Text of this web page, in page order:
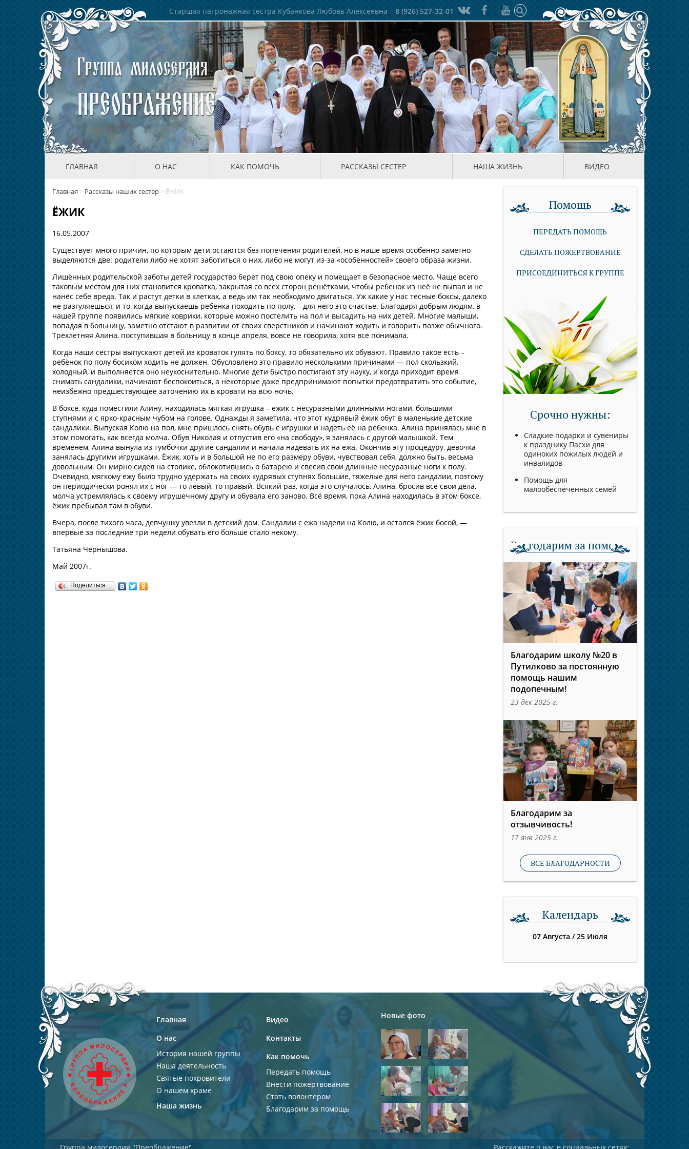
Старшая патронажная сестра Кубанкова Любовь Алексеевна 8 (926) 527-32-01
ГЛАВНАЯ О НАС КАК ПОМОЧЬ РАССКАЗЫ СЕСТЕР НАША ЖИЗНЬ ВИДЕО
Главная > Рассказы наших сестер > ЁЖИК
ЁЖИК
16.05.2007
Существует много причин, по которым дети остаются без попечения родителей, но в наше время особенно заметно
выделяются две: родители либо не хотят заботиться о них, либо не могут из-за «особенностей» своего образа жизни.
Лишённых родительской заботы детей государство берет под свою опеку и помещает в безопасное место. Чаще всего
таковым местом для них становится кроватка, закрытая со всех сторон решётками, чтобы ребенок из неё не выпал и не
нанёс себе вреда. Так и растут детки в клетках, а ведь им так необходимо двигаться. Уж какие у нас тесные боксы, далеко
не разгуляешься, и то, когда выпускаешь ребёнка походить по полу, – для него это счастье. Благодаря добрым людям, в
нашей группе появились мягкие коврики, которые можно постелить на пол и высадить на них детей. Многие малыши,
попадая в больницу, заметно отстают в развитии от своих сверстников и начинают ходить и говорить позже обычного.
Трёхлетняя Алина, поступившая в больницу в конце апреля, вовсе не говорила, хотя всё понимала.
Когда наши сестры выпускают детей из кроваток гулять по боксу, то обязательно их обувают. Правило такое есть –
ребёнок по полу босиком ходить не должен. Обусловлено это правило несколькими причинами — пол скользкий,
холодный, и выполняется оно неукоснительно. Многие дети быстро постигают эту науку, и когда приходит время
снимать сандалики, начинают беспокоиться, а некоторые даже предпринимают попытки предотвратить это событие,
неизбежно предшествующее заточению их в кровати на всю ночь.
В боксе, куда поместили Алину, находилась мягкая игрушка – ёжик с несуразными длинными ногами, большими
ступнями и с ярко-красным чубом на голове. Однажды я заметила, что этот кудрявый ёжик обут в маленькие детские
сандалики. Выпуская Колю на пол, мне пришлось снять обувь с игрушки и надеть её на ребенка. Алина принялась мне в
этом помогать, как всегда молча. Обув Николая и отпустив его «на свободу», я занялась с другой малышкой. Тем
временем, Алина вынула из тумбочки другие сандалии и начала надевать их на ежа. Окончив эту процедуру, девочка
занялась другими игрушками. Ёжик, хоть и в большой не по его размеру обуви, чувствовал себя, должно быть, весьма
довольным. Он мирно сидел на столике, облокотившись о батарею и свесив свои длинные несуразные ноги к полу.
Очевидно, мягкому ежу было трудно удержать на своих кудрявых ступнях большие, тяжелые для него сандалии, поэтому
он периодически ронял их с ног — то левый, то правый. Всякий раз, когда это случалось, Алина, бросив все свои дела,
молча устремлялась к своему игрушечному другу и обувала его заново. Всё время, пока Алина находилась в этом боксе,
ёжик пребывал там в обуви.
Вчера, после тихого часа, девчушку увезли в детский дом. Сандалии с ежа надели на Колю, и остался ёжик босой, —
впервые за последние три недели обувать его больше стало некому.
Татьяна Чернышова.
Май 2007г.
Поделиться…
Помощь
ПЕРЕДАТЬ ПОМОЩЬ
СДЕЛАТЬ ПОЖЕРТВОВАНИЕ
ПРИСОЕДИНИТЬСЯ К ГРУППЕ
Срочно нужны:
Сладкие подарки и сувениры
к празднику Пасхи для
одиноких пожилых людей и
инвалидов
Помощь для
малообеспеченных семей
Благодарим за помощь
Благодарим школу №20 в
Путилково за постоянную
помощь нашим
подопечным!
23 дек 2025 г.
Благодарим за
отзывчивость!
17 янв 2025 г.
ВСЕ БЛАГОДАРНОСТИ
Календарь
07 Августа /25 Июля
Главная
О нас
История нашей группы
Наша деятельность
Святые покровители
О нашем храме
Наша жизнь
Видео
Контакты
Как помочь
Передать помощь
Внести пожертвование
Стать волонтером
Благодарим за помощь
Новые фото